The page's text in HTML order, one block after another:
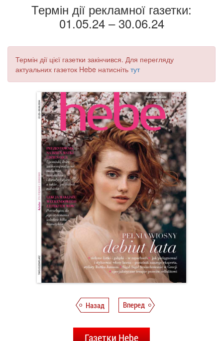
Термін дії рекламної газетки:
01.05.24 – 30.06.24
Термін дії цієї газетки закінчився. Для перегляду
актуальних газеток Hebe натисніть тут
Назад Вперед
Газетки Hebe